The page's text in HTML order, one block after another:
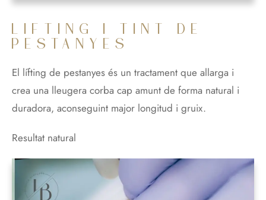
LIFTING I TINT DE
PESTANYES
El lífting de pestanyes és un tractament que allarga i
crea una lleugera corba cap amunt de forma natural i
duradora, aconseguint major longitud i gruix.
Resultat natural